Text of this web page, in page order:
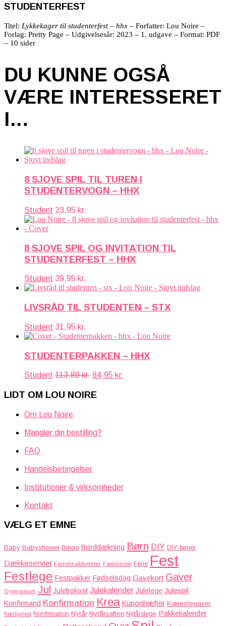
STUDENTERFEST
Titel: Lykkekager til studenterfest – hhx – Forfatter: Lou Noire –
Forlag: Pretty Page – Udgivelsesår: 2023 – 1. udgave – Format: PDF
– 10 sider
DU KUNNE OGSÅ
VÆRE INTERESSERET
I…
8 SJOVE SPIL TIL TUREN I
STUDENTERVOGN – HHX
Student 23,95 kr.
8 SJOVE SPIL OG INVITATION TIL
STUDENTERFEST – HHX
Student 39,95 kr.
LIVSRÅD TIL STUDENTEN – STX
Student 31,95 kr.
STUDENTERPAKKEN – HHX
Student 113,80kr. Den
pris
84,95 kr.
LIDT OM LOU NOIRE
Om Lou Noire
Mangler din bestilling?
FAQ
Handelsbetingelser
Institutioner & virksomheder
Kontakt
VÆLG ET EMNE
Baby Babyshower Bingo Borddækning Børn DIY DIY-bøger
Dækkeserviet Familieaktiviteter Familiespil Ferie Fest
Festlege Festpakker Fødselsdag Gavekort Gaver
Gymnasium Jul Julefrokost Julekalender Julelege Julespil
Konfirmand Konfirmation Krea Kuponhæfter Kærestegaver
Kærlighed Nonfirmation Nytår Nytårsaften Nytårslege Pakkekalender